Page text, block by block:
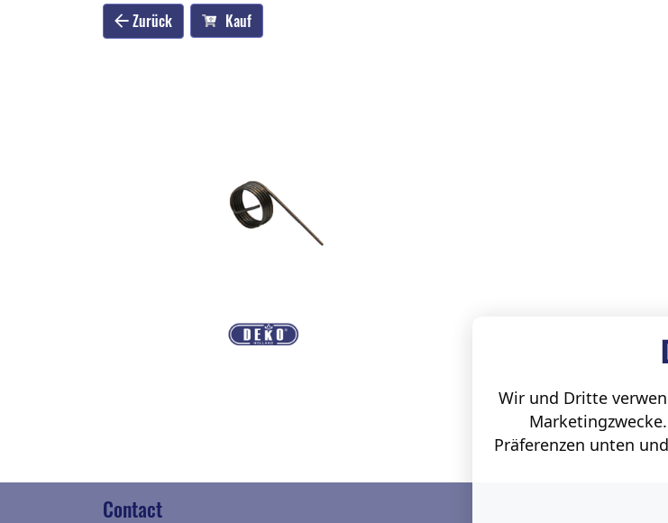
Zurück Kauf
Contact
Wir und Dritte
Präferenzen unten